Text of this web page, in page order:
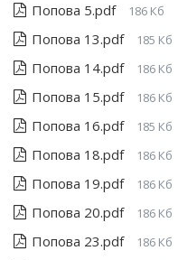
Попова 5.pdf 186 Кб
Попова 13.pdf 185 Кб
Попова 14.pdf 186 Кб
Попова 15.pdf 186 Кб
Попова 16.pdf 185 Кб
Попова 18.pdf 186 Кб
Попова 19.pdf 186 Кб
Попова 20.pdf 186 Кб
Попова 23.pdf 186 Кб